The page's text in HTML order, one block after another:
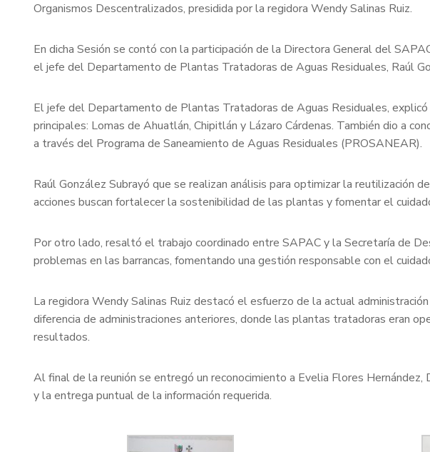
Organismos Descentralizados, presidida por la regidora Wendy Salinas Ruiz.
En dicha Sesión se contó con la participación de la Directora General del
el jefe del Departamento de Plantas Tratadoras de Aguas Residuales, Raúl
El jefe del Departamento de Plantas Tratadoras de Aguas Residuales,
principales: Lomas de Ahuatlán, Chipitlán y Lázaro Cárdenas. También dio a
a través del Programa de Saneamiento de Aguas Residuales (PROSANEAR).
Raúl González Subrayó que se realizan análisis para optimizar la
acciones buscan fortalecer la sostenibilidad de las plantas y fomentar el
Por otro lado, resaltó el trabajo coordinado entre SAPAC y la Secretaría de
problemas en las barrancas, fomentando una gestión responsable con el
La regidora Wendy Salinas Ruiz destacó el esfuerzo de la actual
diferencia de administraciones anteriores, donde las plantas tratadoras eran
resultados.
Al final de la reunión se entregó un reconocimiento a Evelia Flores
y la entrega puntual de la información requerida.